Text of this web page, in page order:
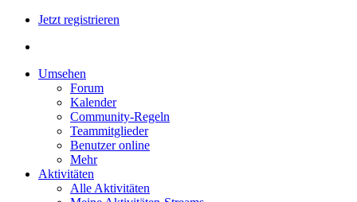
Jetzt registrieren
Umsehen
Forum
Kalender
Community-Regeln
Teammitglieder
Benutzer online
Mehr
Aktivitäten
Alle Aktivitäten